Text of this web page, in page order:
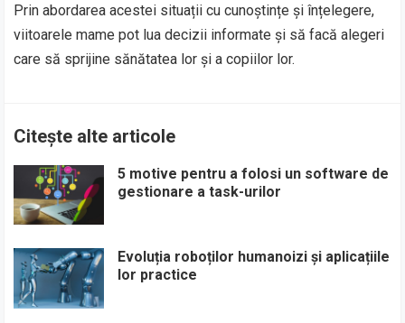
Prin abordarea acestei situații cu cunoștințe și înțelegere,
viitoarele mame pot lua decizii informate și să facă alegeri
care să sprijine sănătatea lor și a copiilor lor.
Citește alte articole
5 motive pentru a folosi un software de
gestionare a task-urilor
Evoluția roboților humanoizi și aplicațiile
lor practice